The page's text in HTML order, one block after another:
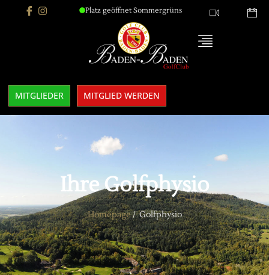
Platz geöffnet Sommergrüns
MITGLIEDER MITGLIED WERDEN
Ihre Golfphysio
Homepage/ Golfphysio